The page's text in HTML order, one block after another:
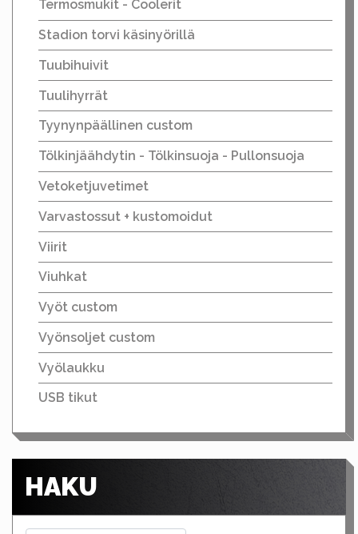
Termosmukit - Coolerit
Stadion torvi käsinyörillä
Tuubihuivit
Tuulihyrrät
Tyynynpäällinen custom
Tölkinjäähdytin - Tölkinsuoja - Pullonsuoja
Vetoketjuvetimet
Varvastossut + kustomoidut
Viirit
Viuhkat
Vyöt custom
Vyönsoljet custom
Vyölaukku
USB tikut
HAKU